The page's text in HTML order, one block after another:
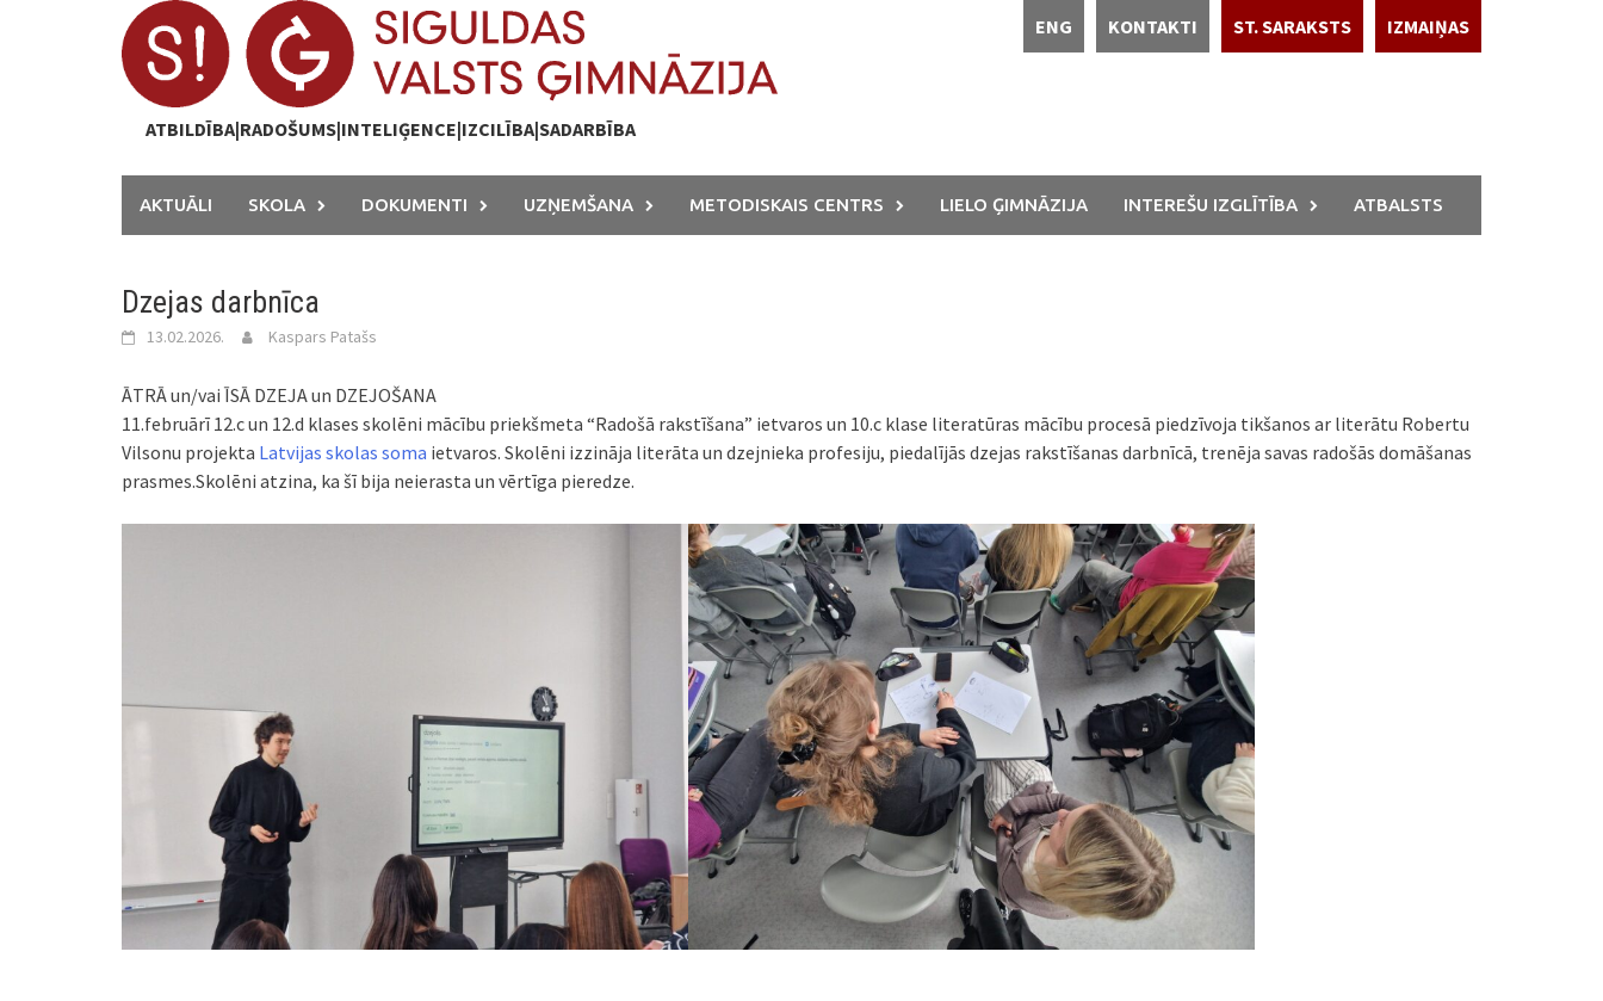
IZMAIŅAS
ST. SARAKSTS
KONTAKTI
ENG
ATBILDĪBA|RADOŠUMS|INTELIĢENCE|IZCILĪBA|SADARBĪBA
AKTUĀLI SKOLA DOKUMENTI UZŅEMŠANA METODISKAIS CENTRS LIELO ĢIMNĀZIJA INTEREŠU IZGLĪTĪBA ATBALSTS
Dzejas darbnīca
13.02.2026. Kaspars Patašs
ĀTRĀ un/vai ĪSĀ DZEJA un DZEJOŠANA
11.februārī 12.c un 12.d klases skolēni mācību priekšmeta “Radošā rakstīšana” ietvaros un 10.c klase literatūras mācību procesā piedzīvoja tikšanos ar literātu Robertu
Vilsonu projekta Latvijas skolas soma ietvaros. Skolēni izzināja literāta un dzejnieka profesiju, piedalījās dzejas rakstīšanas darbnīcā, trenēja savas radošās domāšanas
prasmes.Skolēni atzina, ka šī bija neierasta un vērtīga pieredze.